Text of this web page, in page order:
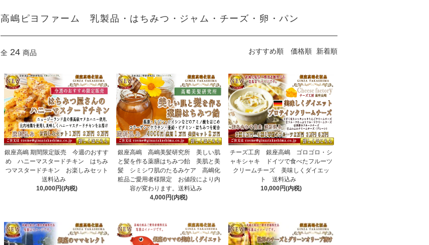
高嶋ピヨファーム 乳製品・はちみつ・ジャム・チーズ・卵・パン
全 24 商品 おすすめ順 価格順 新着順
銀座高嶋 期間限定販売 今週のおすす
め ハニーマスタードチキン はちみ
つマスタードチキン お楽しみセット
送料込み
10,000円(内税)
銀座高嶋 高嶋美髪研究所 美しい肌
と髪を作る薬膳はちみつ飴 美肌と美
髪 シミシワ肌のたるみケア 高嶋化
粧品ご愛用者様限定 お値段により内
容が変わります。送料込み
4,000円(内税)
チーズ工房 銀座高嶋 ゴロゴロ・シ
ャキシャキ ドイツで食べたフルーツ
クリームチーズ 美味しくダイエッ
ト 送料込み
10,000円(内税)